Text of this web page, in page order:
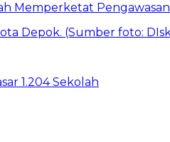
Memperketat Pengawasan
1.204 Sekolah